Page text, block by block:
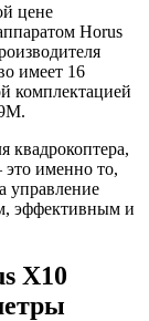
цене
Horus
имеет 16
комплектацией
квадрокоптера,
это именно то,
управление
эффективным и
X10